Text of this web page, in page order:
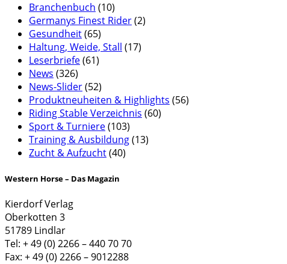
Branchenbuch (10)
Germanys Finest Rider(2)
Gesundheit(65)
Haltung, Weide, Stall (17)
Leserbriefe(61)
News (326)
News-Slider(52)
Produktneuheiten & Highlights (56)
Riding Stable Verzeichnis (60)
Sport & Turniere(103)
Training & Ausbildung(13)
Zucht & Aufzucht(40)
Western Horse – Das Magazin
Kierdorf Verlag
Oberkotten 3
51789 Lindlar
Tel: + 49 (0) 2266 – 440 70 70
Fax: + 49 (0) 2266 – 9012288